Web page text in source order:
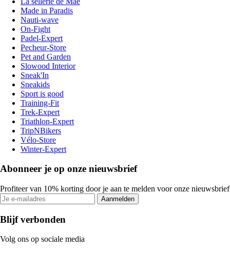
Made in Paradis
Nauti-wave
On-Fight
Padel-Expert
Pecheur-Store
Pet and Garden
Slowood Interior
Sneak'In
Sneakids
Sport is good
Training-Fit
Trek-Expert
Triathlon-Expert
TripNBikers
Vélo-Store
Winter-Expert
Abonneer je op onze nieuwsbrief
Profiteer van 10% korting door je aan te melden voor onze nieuwsbrief
Aanmelden
Blijf verbonden
Volg ons op sociale media